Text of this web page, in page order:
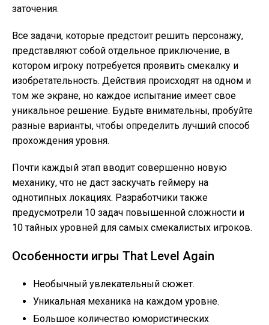
заточения.
Все задачи, которые предстоит решить персонажу,
представляют собой отдельное приключение, в
котором игроку потребуется проявить смекалку и
изобретательность. Действия происходят на одном и
том же экране, но каждое испытание имеет свое
уникальное решение. Будьте внимательны, пробуйте
разные варианты, чтобы определить лучший способ
прохождения уровня.
Почти каждый этап вводит совершенно новую
механику, что не даст заскучать геймеру на
однотипных локациях. Разработчики также
предусмотрели 10 задач повышенной сложности и
10 тайных уровней для самых смекалистых игроков.
Особенности игры That Level Again
Необычный увлекательный сюжет.
Уникальная механика на каждом уровне.
Большое количество юмористических